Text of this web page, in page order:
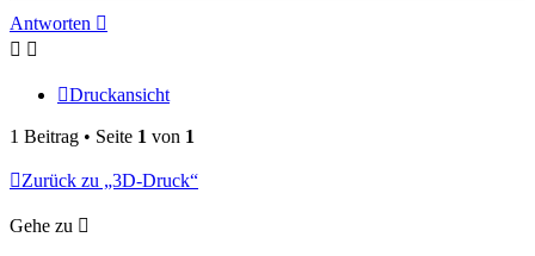
Antworten
Druckansicht
1 Beitrag • Seite 1 von 1
Zurück zu „3D-Druck“
Gehe zu